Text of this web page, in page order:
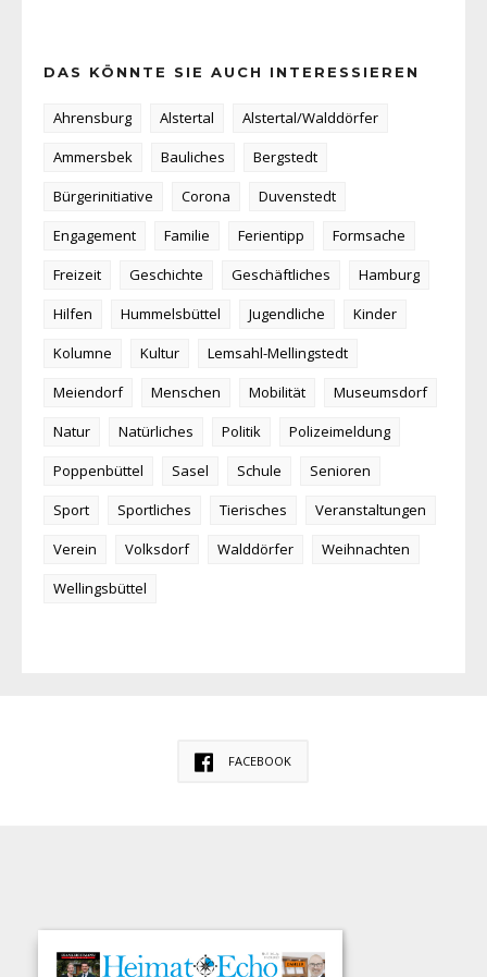
DAS KÖNNTE SIE AUCH INTERESSIEREN
Ahrensburg Alstertal
Alstertal/Walddörfer
Ammersbek
Bauliches
Bergstedt
Bürgerinitiative
Corona
Duvenstedt
Engagement
Familie Ferientipp
Formsache
Freizeit
Geschichte Geschäftliches
Hamburg
Hilfen
Hummelsbüttel Jugendliche
Kinder
Kolumne
Kultur
Lemsahl-Mellingstedt
Meiendorf
Menschen Mobilität
Museumsdorf
Natur
Natürliches Politik
Polizeimeldung
Poppenbüttel
Sasel Schule
Senioren
Sport
Sportliches Tierisches
Veranstaltungen
Verein
Volksdorf Walddörfer
Weihnachten
Wellingsbüttel
FACEBOOK